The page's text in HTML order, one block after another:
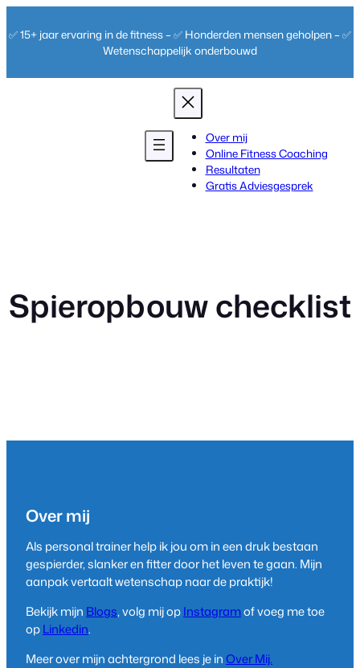
naar
✅ 15+ jaar ervaring in de fitness – ✅ Honderden mensen geholpen – ✅
Wetenschappelijk onderbouwd
Over mij
Online Fitness Coaching
Resultaten
Gratis Adviesgesprek
Spieropbouw checklist
Over mij
Als personal trainer help ik jou om in een druk bestaan
gespierder, slanker en fitter door het leven te gaan. Mijn
aanpak vertaalt wetenschap naar de praktijk!
Bekijk mijn Blogs, volg mij opInstagramof voeg me toe
opLinkedin.
Meer over mijn achtergrond lees je inOver Mij.